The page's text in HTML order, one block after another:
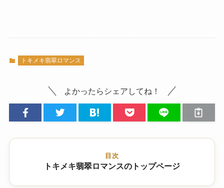
トキメキ翡翠ロマンス
よかったらシェアしてね！
目次
トキメキ翡翠ロマンスのトップページ